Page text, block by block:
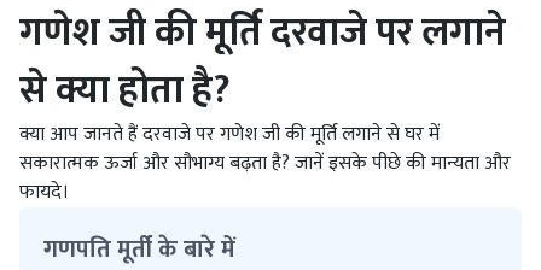
गणेश जी की मूर्ति दरवाजे पर लगाने
से क्या होता है?
क्या आप जानते हैं दरवाजे पर गणेश जी की मूर्ति लगाने से घर में
सकारात्मक ऊर्जा और सौभाग्य बढ़ता है? जानें इसके पीछे की मान्यता और
फायदे।
गणपति मूर्ती के बारे में